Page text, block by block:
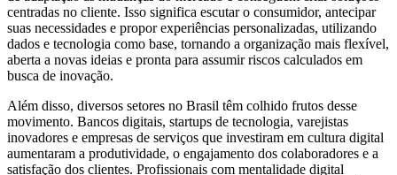
centradas no cliente. Isso significa escutar o consumidor, antecipar
suas necessidades e propor experiências personalizadas, utilizando
dados e tecnologia como base, tornando a organização mais flexível,
aberta a novas ideias e pronta para assumir riscos calculados em
busca de inovação.
Além disso, diversos setores no Brasil têm colhido frutos desse
movimento. Bancos digitais, startups de tecnologia, varejistas
inovadores e empresas de serviços que investiram em cultura digital
aumentaram a produtividade, o engajamento dos colaboradores e a
satisfação dos clientes. Profissionais com mentalidade digital